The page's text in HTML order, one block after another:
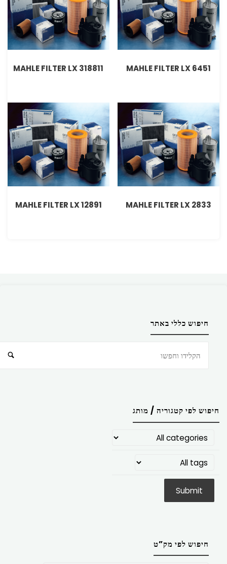
MAHLE FILTER LX 6451
MAHLE FILTER LX 318811
MAHLE FILTER LX 2833
MAHLE FILTER LX 12891
חיפוש כללי באתר
חיפוש לפי קטגוריה / מותג
חיפוש לפי מק”ט